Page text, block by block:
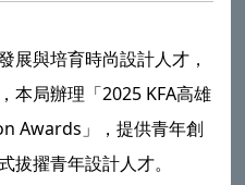
展與培育時尚設計人才，
本局辦理「2025 KFA高雄
Awards」，提供青年創
拔擢青年設計人才。